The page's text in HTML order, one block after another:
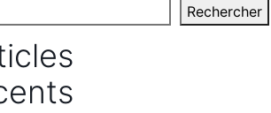
Rechercher